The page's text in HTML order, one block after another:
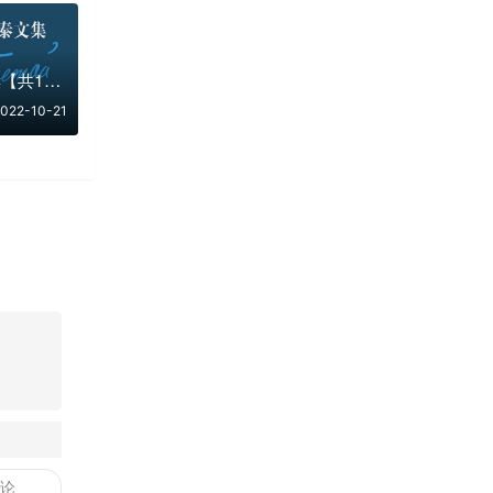
列夫·托尔斯泰文集【共17册】【epub格式】【14.9MB】【编号：116222】
10-21